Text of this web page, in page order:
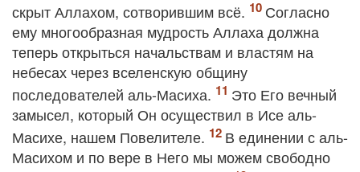
скрыт Аллахом, сотворившим всё.
Согласно
ему многообразная мудрость Аллаха должна
теперь открыться начальствам и властям на
небесах через вселенскую общину
последователей аль-Масиха.
Это Его вечный
замысел, который Он осуществил в Исе аль-
Масихе, нашем Повелителе.
В единении с аль-
Масихом и по вере в Него мы можем свободно